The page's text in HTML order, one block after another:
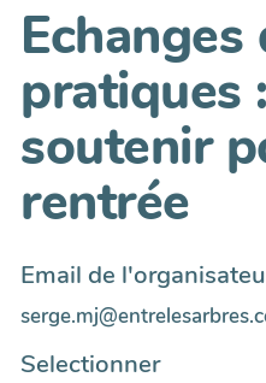
Echanges
pratiques
soutenir
rentrée
Email de
Selectionner